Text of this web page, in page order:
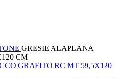
GRESIE ALAPLANA
CM